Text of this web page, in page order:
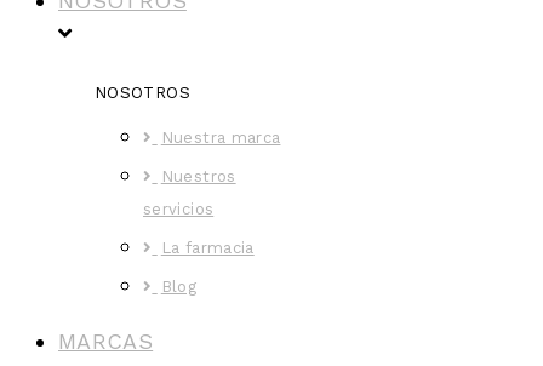
NOSOTROS
Nuestra marca
Nuestros
servicios
La farmacia
Blog
MARCAS